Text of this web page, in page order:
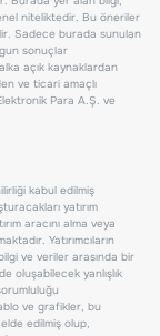
niteliktedir. Bu öneriler
Sadece burada sunulan
sonuçlar
açık kaynaklardan
ve ticari amaçlı
Para A.Ş. ve
kabul edilmiş
yatırım
aracını alma veya
Yatırımcıların
ve veriler arasında bir
oluşabilecek yanlışlık
ve grafikler, bu
edilmiş olup,